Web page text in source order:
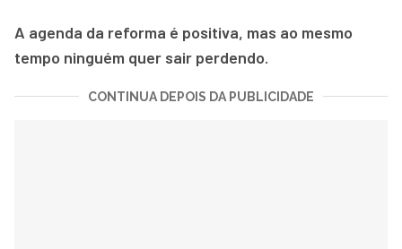
A agenda da reforma é positiva, mas ao mesmo
tempo ninguém quer sair perdendo.
CONTINUA DEPOIS DA PUBLICIDADE